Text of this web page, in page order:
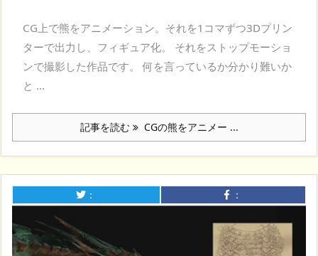
CG上で熊をアニメーション。それを1コマずつ3Dプリン
ターで出力し、フィギュア化。 それをストップモーショ
ンで撮影した作品です。 何を言っているか分かり難いか
と ...
記事を読む CGの熊をアニメー ...
： ：